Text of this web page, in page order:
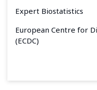
Expert Biostatistics
European Centre for
(ECDC)